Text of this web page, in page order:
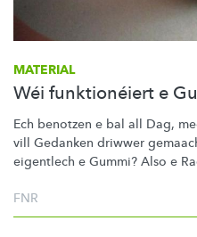
MATERIAL
Wéi funktionéiert e
Ech benotzen e bal all Dag,
vill Gedanken driwwer
eigentlech e Gummi? Also e
FNR